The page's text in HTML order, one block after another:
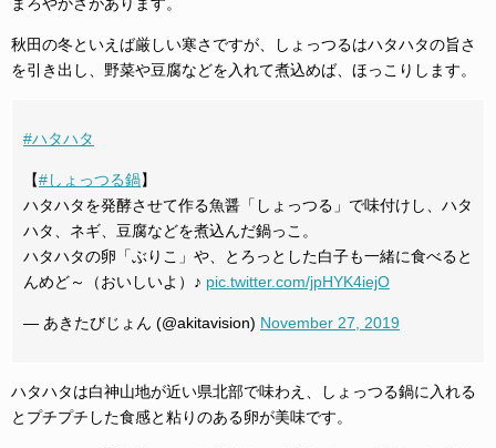
まろやかさがあります。
秋田の冬といえば厳しい寒さですが、しょっつるはハタハタの旨さ
を引き出し、野菜や豆腐などを入れて煮込めば、ほっこりします。
#ハタハタ
【#しょっつる鍋】
ハタハタを発酵させて作る魚醤「しょっつる」で味付けし、ハタ
ハタ、ネギ、豆腐などを煮込んだ鍋っこ。
ハタハタの卵「ぶりこ」や、とろっとした白子も一緒に食べると
んめど～（おいしいよ）♪ pic.twitter.com/jpHYK4iejO
— あきたびじょん (@akitavision) November 27, 2019
ハタハタは白神山地が近い県北部で味わえ、しょっつる鍋に入れる
とプチプチした食感と粘りのある卵が美味です。